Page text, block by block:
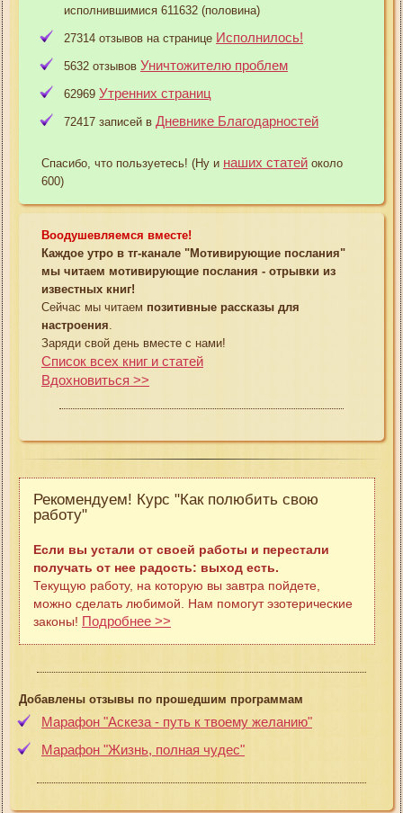
исполнившимися 611632 (половина)
27314 отзывов на странице Исполнилось!
5632 отзывов Уничтожителю проблем
62969 Утренних страниц
72417 записей в Дневнике Благодарностей
Спасибо, что пользуетесь! (Ну и наших статей около
600)
Воодушевляемся вместе!
Каждое утро в тг-канале "Мотивирующие послания"
мы читаем мотивирующие послания - отрывки из
известных книг!
Сейчас мы читаем позитивные рассказы для
настроения
Заряди свой день вместе с нами!
Список всех книг и статей
Вдохновиться >>
Рекомендуем! Курс "Как полюбить свою
работу"
Если вы устали от своей работы и перестали
получать от нее радость: выход есть.
Текущую работу, на которую вы завтра пойдете,
можно сделать любимой. Нам помогут эзотерические
законы! Подробнее >>
Добавлены отзывы по прошедшим программам
Марафон "Аскеза - путь к твоему желанию"
Марафон "Жизнь, полная чудес"